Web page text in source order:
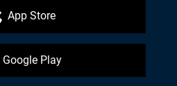
App Store
Google Play